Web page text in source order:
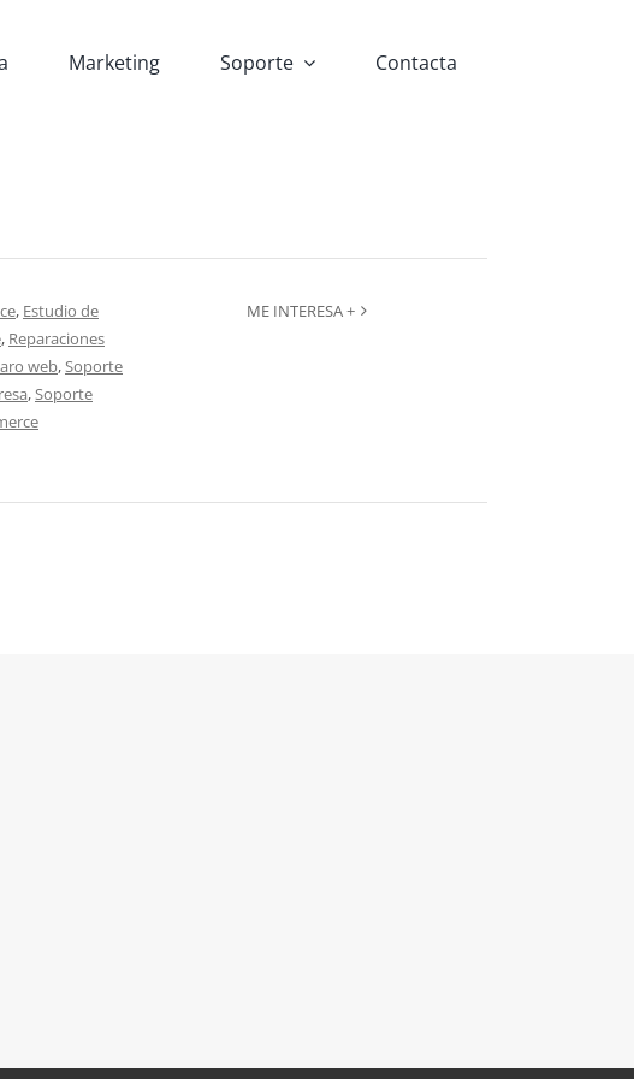
Marketing Soporte Contacta
, Estudio de
, Reparaciones
web,Soporte
,Soporte
ME INTERESA +